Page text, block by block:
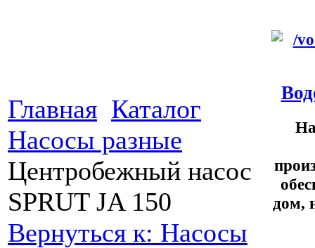
Главная Каталог
Насосы разные
Центробежный насос
SPRUT JA 150
Вернуться к: Насосы
дом,